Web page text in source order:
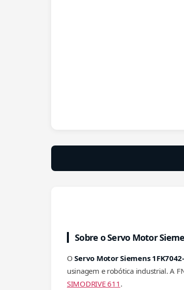
Sobre o Servo Motor
OServo Motor Siemens
usinagem e robótica industrial. A
SIMODRIVE 611 .